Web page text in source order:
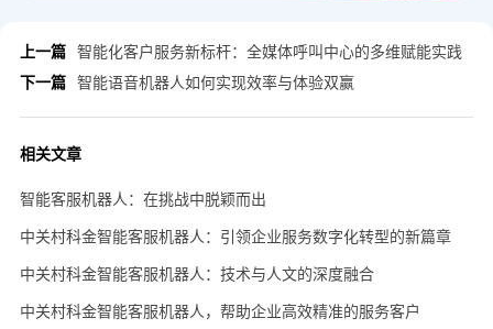
上一篇
智能化客户服务新标杆：全媒体呼叫中心的多维赋能实践
下一篇
智能语音机器人如何实现效率与体验双赢
相关文章
智能客服机器人：在挑战中脱颖而出
中关村科金智能客服机器人：引领企业服务数字化转型的新篇章
中关村科金智能客服机器人：技术与人文的深度融合
中关村科金智能客服机器人，帮助企业高效精准的服务客户